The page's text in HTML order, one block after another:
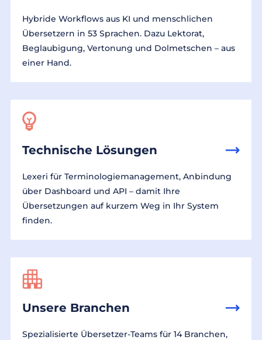
Hybride Workflows aus KI und menschlichen
Übersetzern in 53 Sprachen. Dazu Lektorat,
Beglaubigung, Vertonung und Dolmetschen – aus
einer Hand.
Technische Lösungen
Lexeri für Terminologiemanagement, Anbindung
über Dashboard und API – damit Ihre
Übersetzungen auf kurzem Weg in Ihr System
finden.
Unsere Branchen
Spezialisierte Übersetzer-Teams für 14 Branchen,